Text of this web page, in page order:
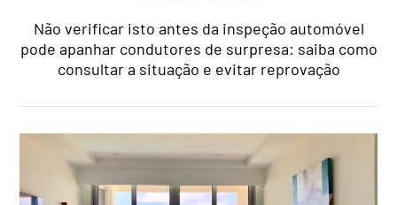
Não verificar isto antes da inspeção automóvel
pode apanhar condutores de surpresa: saiba como
consultar a situação e evitar reprovação